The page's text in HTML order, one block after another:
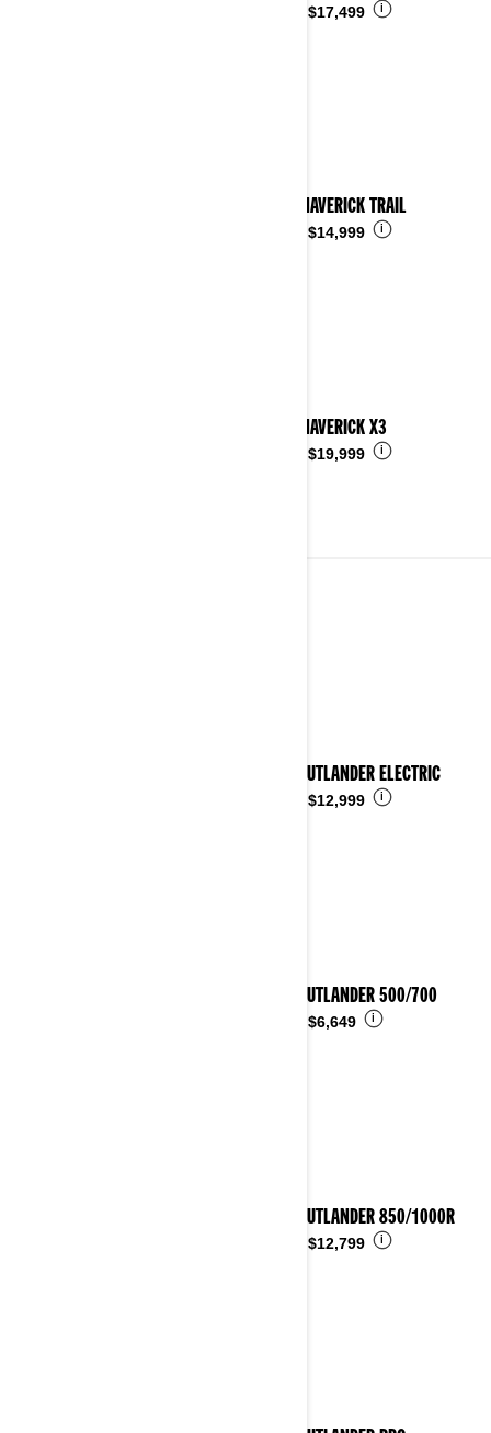
$17,499 i
2026 MAVERICK TRAIL
$14,999 i
2026 MAVERICK X3
$19,999 i
2026 OUTLANDER ELECTRIC
$12,999 i
2026 OUTLANDER 500/700
$6,649 i
2026 OUTLANDER 850/1000R
$12,799 i